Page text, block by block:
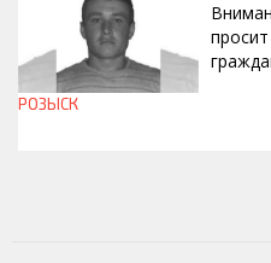
РОЗЫСК